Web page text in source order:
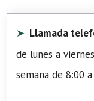
Llamada
de lunes a
semana de 8:00